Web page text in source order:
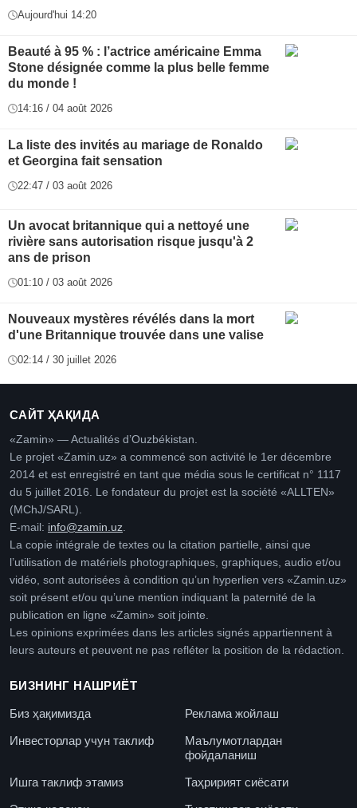
Aujourd'hui 14:20
Beauté à 95 % : l’actrice américaine Emma
Stone désignée comme la plus belle femme
du monde !
14:16 / 04 août 2026
La liste des invités au mariage de Ronaldo
et Georgina fait sensation
22:47 / 03 août 2026
Un avocat britannique qui a nettoyé une
rivière sans autorisation risque jusqu'à 2
ans de prison
01:10 / 03 août 2026
Nouveaux mystères révélés dans la mort
d'une Britannique trouvée dans une valise
02:14 / 30 juillet 2026
САЙТ ҲАҚИДА
«Zamin» — Actualités d’Ouzbékistan.
Le projet «Zamin.uz» a commencé son activité le 1er décembre
2014 et est enregistré en tant que média sous le certificat n° 1117
du 5 juillet 2016. Le fondateur du projet est la société «ALLTEN»
(MChJ/SARL).
E-mail: info@zamin.uz.
La copie intégrale de textes ou la citation partielle, ainsi que
l’utilisation de matériels photographiques, graphiques, audio et/ou
vidéo, sont autorisées à condition qu’un hyperlien vers «Zamin.uz»
soit présent et/ou qu’une mention indiquant la paternité de la
publication en ligne «Zamin» soit jointe.
Les opinions exprimées dans les articles signés appartiennent à
leurs auteurs et peuvent ne pas refléter la position de la rédaction.
БИЗНИНГ НАШРИЁТ
Биз ҳақимизда
Реклама жойлаш
Инвесторлар учун таклиф
Маълумотлардан
фойдаланиш
Ишга таклиф этамиз
Таҳририят сиёсати